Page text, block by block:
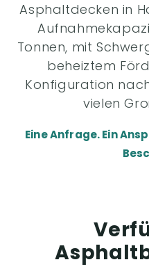
Asphaltdecken in
Tonnen, mit
beheiztem
Konfiguration
vielen
Eine Anfrage. Ein